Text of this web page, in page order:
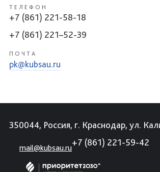
ТЕЛЕФОН
+7 (861) 221-58-18
+7 (861) 221–52-39
ПОЧТА
pk@kubsau.ru
350044, Россия, г. Краснодар, ул.
mail@kubsau.ru
+7 (861) 221-59-42